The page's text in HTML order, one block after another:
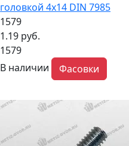
головкой 4x14 DIN 7985
1579
1.19 руб.
1579
В наличии
Фасовки